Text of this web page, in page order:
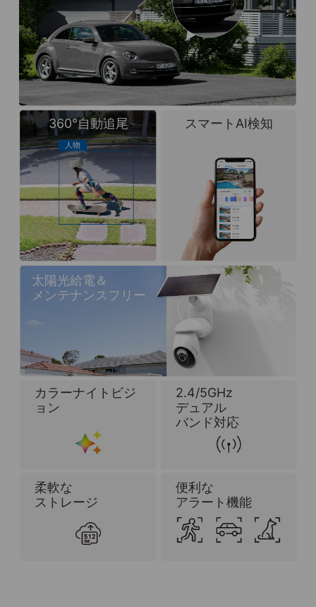
360°自動追尾
人物
スマートAI検知
カラーナイトビジ
ョン
2.4/5GHz
デュアル
バンド対応
柔軟な
ストレージ
便利な
アラート機能
太陽光給電＆
メンテナンスフリー